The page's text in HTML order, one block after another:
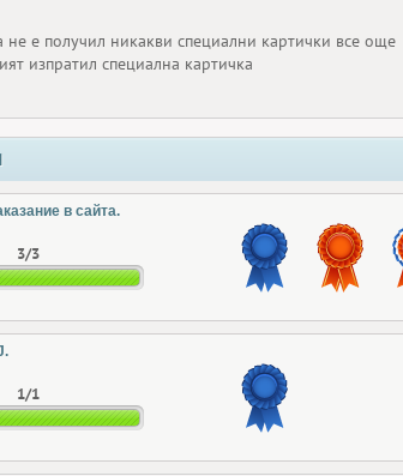
не е получил никакви специални картички все още
изпратил специална картичка
в сайта.
3/3
1/1